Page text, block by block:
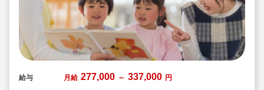
給与 月給 277,000 ～ 337,000 円